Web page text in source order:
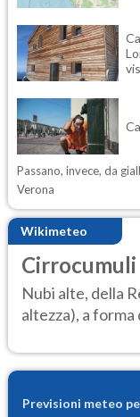
Passano, invece, da
Verona
Wikimeteo
Cirrocumuli
Nubi alte, della
altezza), a forma
Previsioni meteo